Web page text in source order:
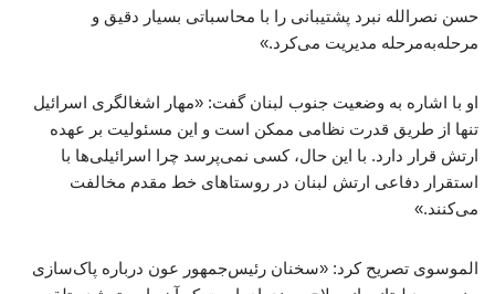
حسن نصرالله نبرد پشتیبانی را با محاسباتی بسیار دقیق و
مرحله‌به‌مرحله مدیریت می‌کرد.»
او با اشاره به وضعیت جنوب لبنان گفت: «مهار اشغالگری اسرائیل
تنها از طریق قدرت نظامی ممکن است و این مسئولیت بر عهده
ارتش قرار دارد. با این حال، کسی نمی‌پرسد چرا اسرائیلی‌ها با
استقرار دفاعی ارتش لبنان در روستاهای خط مقدم مخالفت
می‌کنند.»
الموسوی تصریح کرد: «سخنان رئیس‌جمهور عون درباره پاک‌سازی